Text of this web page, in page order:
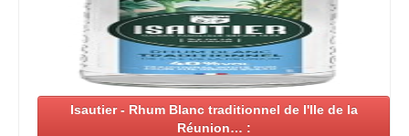
Isautier - Rhum Blanc traditionnel de l'Ile de la
Réunion… :